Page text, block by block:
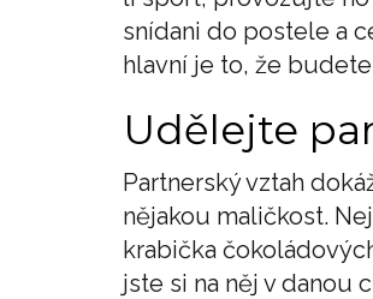
snídani do postele a
hlavní je to, že
Udělejte
Partnerský vztah
nějakou maličkost.
krabička
jste si na něj v danou